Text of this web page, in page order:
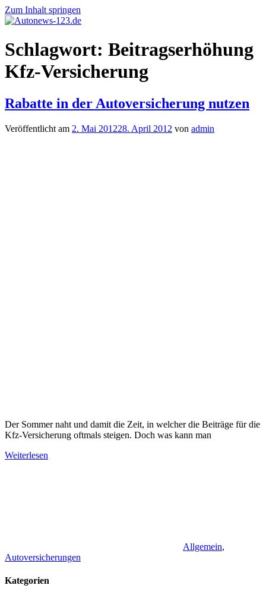
Zum Inhalt springen
Autonews-
123.de
Autonews
mit
Schlagwort: Beitragserhöhung
Kfz-Versicherung
Rabatte in der Autoversicherung nutzen
Veröffentlicht am 2. Mai 201228. April 2012 von admin
Der Sommer naht und damit die Zeit, in welcher die Beiträge für die
Kfz-Versicherung oftmals steigen. Doch was kann man
Weiterlesen
Allgemein,
Autoversicherungen
Kategorien